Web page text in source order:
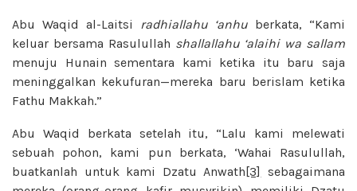
Abu Waqid al-Laitsi radhiallahu ‘anhu berkata, “Kami
keluar bersama Rasulullah shallallahu ‘alaihi wa sallam
menuju Hunain sementara kami ketika itu baru saja
meninggalkan kekufuran—mereka baru berislam ketika
Fathu Makkah.”
Abu Waqid berkata setelah itu, “Lalu kami melewati
sebuah pohon, kami pun berkata, ‘Wahai Rasulullah,
buatkanlah untuk kami Dzatu Anwath[3]
sebagaimana